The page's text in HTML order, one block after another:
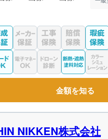
金額を知る
NIKKEN株式会社